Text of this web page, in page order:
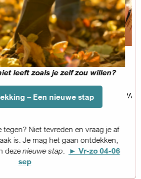
Jouw eerste stap begint bij de 'basis'.
Emotioneel Lichaamswerk – Jouw
invloed hebben ingesleten
emotioneel- en lichamelijk